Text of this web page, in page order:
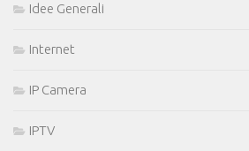
Idee Generali
Internet
IP Camera
IPTV